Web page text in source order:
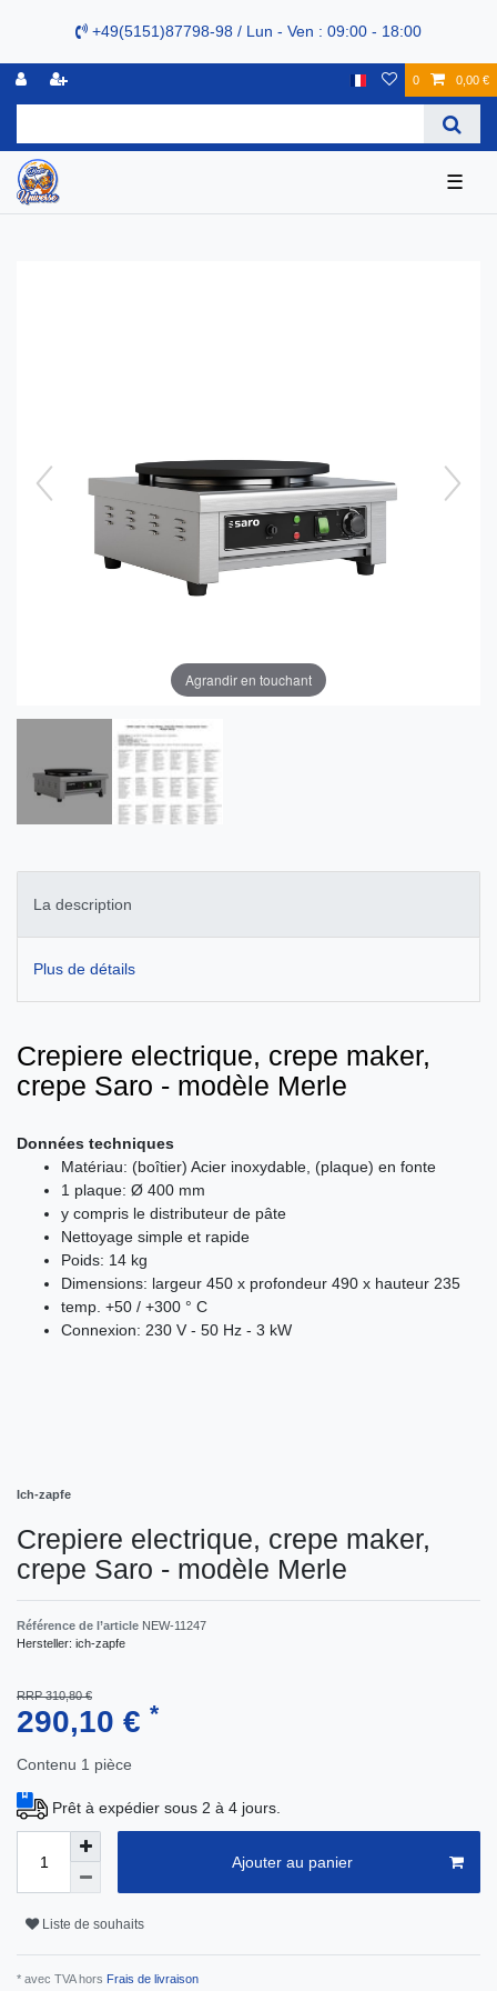
+49(5151)87798-98 / Lun - Ven : 09:00 - 18:00
0 0,00 €
☰
Agrandir en touchant
La description
Plus de détails
Crepiere electrique, crepe maker,
crepe Saro - modèle Merle
Données techniques
Matériau: (boîtier) Acier inoxydable, (plaque) en fonte
1 plaque: Ø 400 mm
y compris le distributeur de pâte
Nettoyage simple et rapide
Poids: 14 kg
Dimensions: largeur 450 x profondeur 490 x hauteur 235
temp. +50 / +300 ° C
Connexion: 230 V - 50 Hz - 3 kW
Ich-zapfe
Crepiere electrique, crepe maker,
crepe Saro - modèle Merle
Référence de l’article NEW-11247
Hersteller: ich-zapfe
RRP 310,80 €
290,10 € *
Contenu 1 pièce
Prêt à expédier sous 2 à 4 jours.
Ajouter au panier
Liste de souhaits
* avec TVA hors Frais de livraison